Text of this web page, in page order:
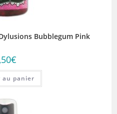
Bubblegum Pink
€
au panier